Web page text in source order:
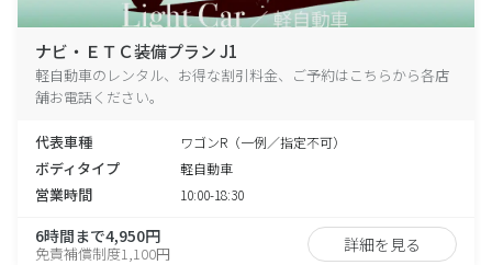
ナビ・ＥＴＣ装備プラン J1
軽自動車のレンタル、お得な割引料金、ご予約はこちらから各店
舗お電話ください。
代表車種 ワゴンR（一例／指定不可）
ボディタイプ 軽自動車
営業時間 10:00-18:30
6時間まで4,950円
免責補償制度1,100円 詳細を見る